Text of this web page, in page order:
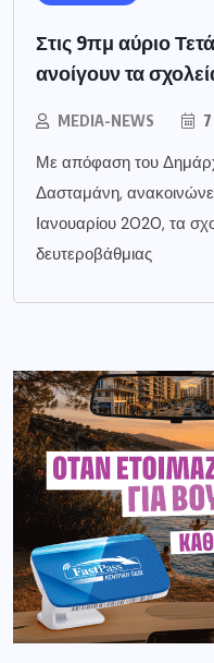
Στις 9πμ αύριο
ανοίγουν τα
MEDIA-NEWS
Με απόφαση του
Δασταμάνη,
Ιανουαρίου 2020, τα
δευτεροβάθμιας